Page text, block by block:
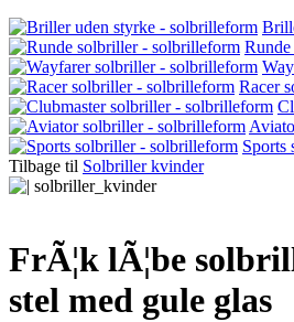
Racer
Sports
Tilbage til Solbriller kvinder
FrÃ¦k lÃ¦be
stel med gule glas